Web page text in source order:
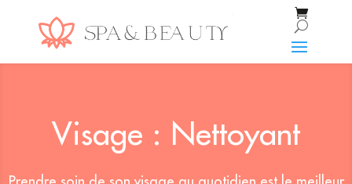
Visage : Nettoyant